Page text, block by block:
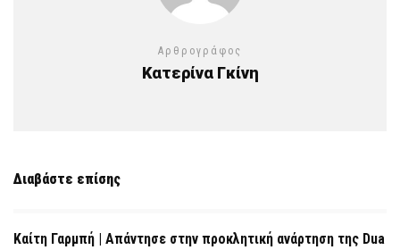
Αρθρογράφος
Κατερίνα Γκίνη
Διαβάστε επίσης
Καίτη Γαρμπή | Απάντησε στην προκλητική ανάρτηση της Dua